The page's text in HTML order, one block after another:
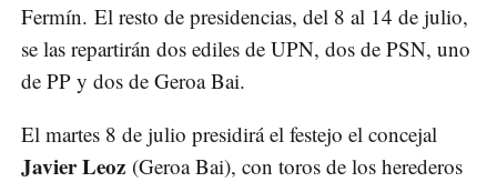
Fermín. El resto de presidencias, del 8 al 14 de julio,
se las repartirán dos ediles de UPN, dos de PSN, uno
de PP y dos de Geroa Bai.
El martes 8 de julio presidirá el festejo el concejal
Javier Leoz (Geroa Bai), con toros de los herederos